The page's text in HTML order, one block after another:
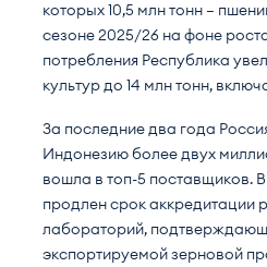
которых 10,5 млн тонн —
сезоне 2025/26 на фоне
потребления Республика
культур до 14 млн тонн,
За последние два года
Индонезию более двух
вошла в топ-5 поставщиков.
продлен срок аккредитации
лабораторий,
экспортируемой зерновой